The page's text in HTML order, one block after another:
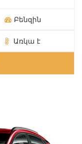
Բենզին
Առկա է